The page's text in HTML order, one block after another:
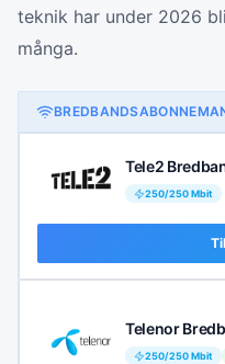
teknik har under 2026
många.
250/250Mbit
Telenor
250/250Mbit